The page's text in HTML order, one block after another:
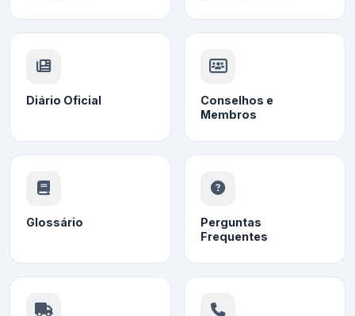
Diário Oficial
Conselhos e
Membros
Glossário
Perguntas
Frequentes